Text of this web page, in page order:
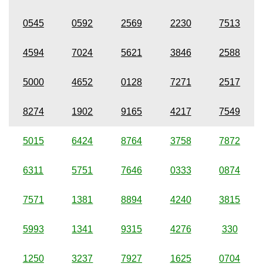
0545 0592 2569 2230 7513
4594 7024 5621 3846 2588
5000 4652 0128 7271 2517
8274 1902 9165 4217 7549
5015 6424 8764 3758 7872
6311 5751 7646 0333 0874
7571 1381 8894 4240 3815
5993 1341 9315 4276 330
1250 3237 7927 1625 0704